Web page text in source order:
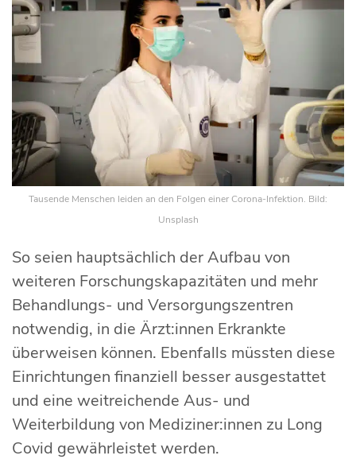
Tausende Menschen leiden an den Folgen einer Corona-Infektion. Bild:
Unsplash
So seien hauptsächlich der Aufbau von
weiteren Forschungskapazitäten und mehr
Behandlungs- und Versorgungszentren
notwendig, in die Ärzt:innen Erkrankte
überweisen können. Ebenfalls müssten diese
Einrichtungen finanziell besser ausgestattet
und eine weitreichende Aus- und
Weiterbildung von Mediziner:innen zu Long
Covid gewährleistet werden.